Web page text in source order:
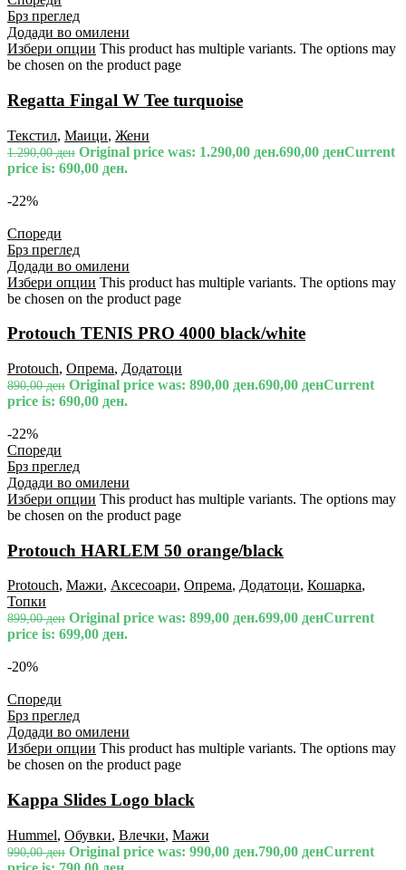
Брз преглед
Додади во омилени
Избери опции This product has multiple variants. The options may
be chosen on the product page
Regatta Fingal W Tee turquoise
Текстил, Маици, Жени
1.290,00ден Original price was: 1.290,00 ден.690,00 денCurrent
price is: 690,00 ден.
-22%
Спореди
Брз преглед
Додади во омилени
Избери опции This product has multiple variants. The options may
be chosen on the product page
Protouch TENIS PRO 4000 black/white
Protouch, Опрема, Додатоци
890,00ден Original price was: 890,00 ден.690,00 денCurrent
price is: 690,00 ден.
-22%
Спореди
Брз преглед
Додади во омилени
Избери опции This product has multiple variants. The options may
be chosen on the product page
Protouch HARLEM 50 orange/black
Protouch, Мажи, Аксесоари, Опрема, Додатоци, Кошарка,
Топки
899,00ден Original price was: 899,00 ден.699,00 денCurrent
price is: 699,00 ден.
-20%
Спореди
Брз преглед
Додади во омилени
Избери опции This product has multiple variants. The options may
be chosen on the product page
Kappa Slides Logo black
Hummel, Обувки, Влечки, Мажи
990,00ден Original price was: 990,00 ден.790,00 денCurrent